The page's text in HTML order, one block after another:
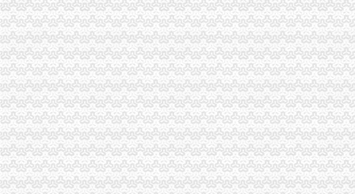
【光重庆】如何网上申领税务发票？-搜狐
重庆市江津区人力资源和保障局
重庆广告费发票
直辖市来重庆市从事临时经营活动的单位和个人,如何申请领购发票？
浙江男子在重庆注册空壳公司131家发票金额逾亿元_凤凰资讯
重庆发票查询真伪查询_重庆地方税务局_中华网
重庆公需科目继续教育网上缴费发票申请表
重庆发票,重庆哪里有开票,重庆增值税发票,重庆增值税普通发票,
哪些况可以申请发票？需要哪些资料？_信息公开
重庆市地方税务局关于修订《重庆市地方税务局发票管理办》
重庆发票,重庆哪里有开票,重庆增值税发票,重庆增值税普通发票,